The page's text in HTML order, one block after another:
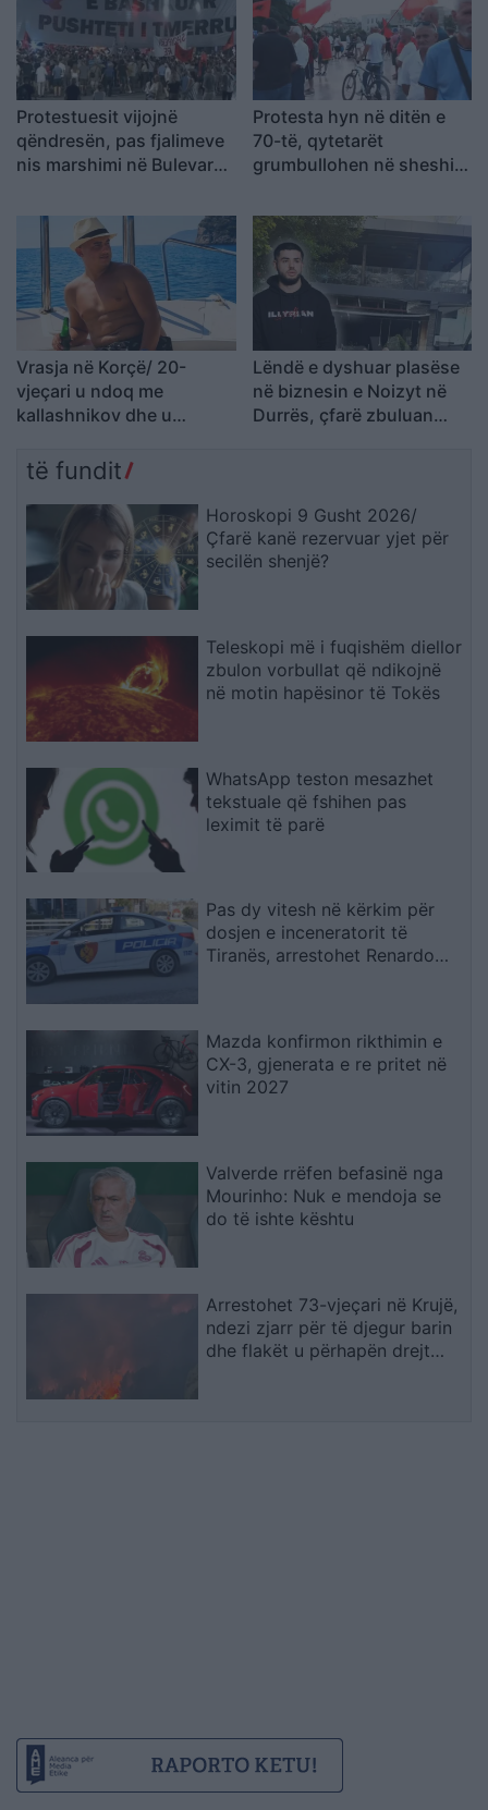
Protestuesit vijojnë
qëndresën, pas fjalimeve
nis marshimi në Bulevard:
Protesta hyn në ditën e
70-të, qytetarët
grumbullohen në sheshin
dorëheqjen!
Vrasja në Korçë/ 20-
vjeçari u ndoq me
kallashnikov dhe u
autori i dyshuar dhe
Lëndë e dyshuar plasëse
në biznesin e Noizyt në
Durrës, çfarë zbuluan
të fundit
Horoskopi 9 Gusht 2026/
Çfarë kanë rezervuar yjet për
secilën shenjë?
Teleskopi më i fuqishëm diellor
zbulon vorbullat që ndikojnë
në motin hapësinor të Tokës
WhatsApp teston mesazhet
tekstuale që fshihen pas
leximit të parë
Pas dy vitesh në kërkim për
dosjen e inceneratorit të
Tiranës, arrestohet Renardo
Mazda konfirmon rikthimin e
CX-3, gjenerata e re pritet në
vitin 2027
Valverde rrëfen befasinë nga
Mourinho: Nuk e mendoja se
do të ishte kështu
Arrestohet 73-vjeçari në Krujë,
ndezi zjarr për të djegur barin
dhe flakët u përhapën drejt